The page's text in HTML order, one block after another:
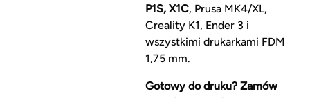
P1S, X1C, Prusa MK4/XL,
Creality K1, Ender 3 i
wszystkimi drukarkami FDM
1,75 mm.
Gotowy do druku? Zamów